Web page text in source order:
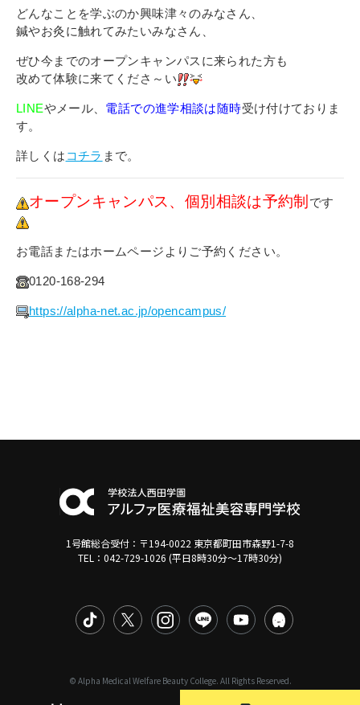
どんなことを学ぶのか興味津々のみなさん、
鍼やお灸に触れてみたいみなさん、
ぜひ今までのオープンキャンパスに来られた方も
改めて体験に来てくださ～い
LINEやメール、 電話での進学相談は随時受け付けておりま
す。
詳しくは コチラ まで。
オープンキャンパス、個別相談は予約制 です
お電話またはホームページよりご予約ください。
0120-168-294
https://alpha-net.ac.jp/opencampus/
1号館総合受付：〒194-0022 東京都町田市森野1-7-8
TEL：042-729-1026 (平日8時30分〜17時30分)
© Alpha Medical Welfare Beauty College. All Rights Reserved.